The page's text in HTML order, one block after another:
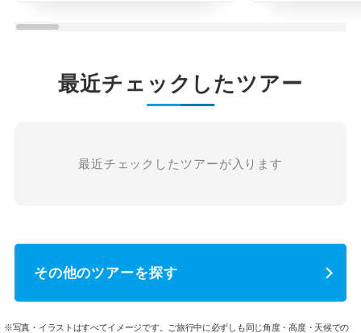
最近チェックしたツアー
最近チェックしたツアーが入ります
その他のツアーを探す
※写真・イラストはすべてイメージです。ご旅行中に必ずしも同じ角度・高度・天候での